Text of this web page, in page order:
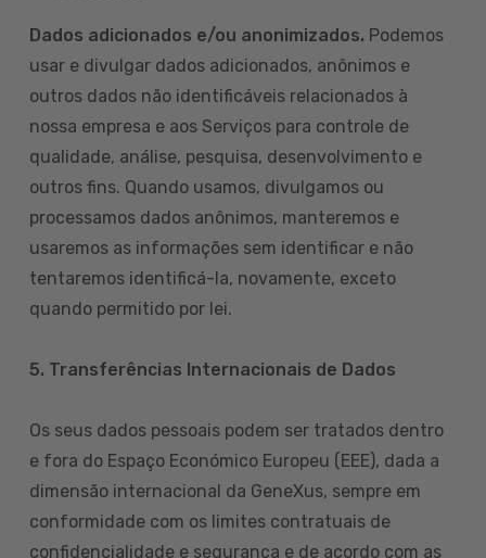
Dados adicionados e/ou anonimizados. Podemos
usar e divulgar dados adicionados, anônimos e
outros dados não identificáveis relacionados à
nossa empresa e aos Serviços para controle de
qualidade, análise, pesquisa, desenvolvimento e
outros fins. Quando usamos, divulgamos ou
processamos dados anônimos, manteremos e
usaremos as informações sem identificar e não
tentaremos identificá-la, novamente, exceto
quando permitido por lei.
5. Transferências Internacionais de Dados
Os seus dados pessoais podem ser tratados dentro
e fora do Espaço Económico Europeu (EEE), dada a
dimensão internacional da GeneXus, sempre em
conformidade com os limites contratuais de
confidencialidade e segurança e de acordo com as